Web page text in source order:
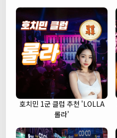
호치민 1군 클럽 추천 'LOLLA
롤라'